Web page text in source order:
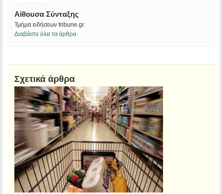
Αίθουσα Σύνταξης
Τμήμα ειδήσεων tribune.gr
Διαβάστε όλα τα άρθρα
Σχετικά άρθρα